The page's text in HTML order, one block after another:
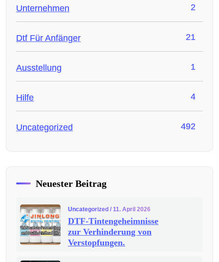
Unternehmen 2
Dtf Für Anfänger 21
Ausstellung 1
Hilfe 4
Uncategorized 492
Neuester Beitrag
Uncategorized / 11. April 2026
DTF-Tintengeheimnisse
zur Verhinderung von
Verstopfungen.